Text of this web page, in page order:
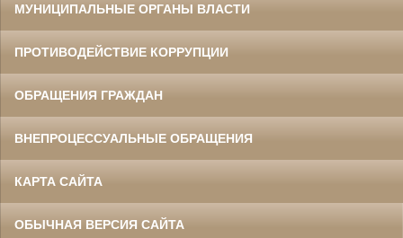
МУНИЦИПАЛЬНЫЕ ОРГАНЫ ВЛАСТИ
ПРОТИВОДЕЙСТВИЕ КОРРУПЦИИ
ОБРАЩЕНИЯ ГРАЖДАН
ВНЕПРОЦЕССУАЛЬНЫЕ ОБРАЩЕНИЯ
КАРТА САЙТА
ОБЫЧНАЯ ВЕРСИЯ САЙТА